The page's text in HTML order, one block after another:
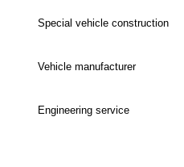
Special vehicle construction
Vehicle manufacturer
Engineering service